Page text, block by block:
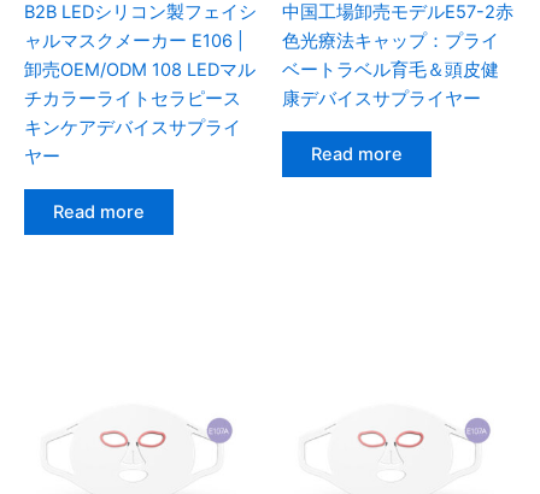
B2B LEDシリコン製フェイシ
ャルマスクメーカー E106 |
卸売OEM/ODM 108 LEDマル
チカラーライトセラピース
キンケアデバイスサプライ
ヤー
Read more
中国工場卸売モデルE57-2赤
色光療法キャップ：プライ
ベートラベル育毛＆頭皮健
康デバイスサプライヤー
Read more